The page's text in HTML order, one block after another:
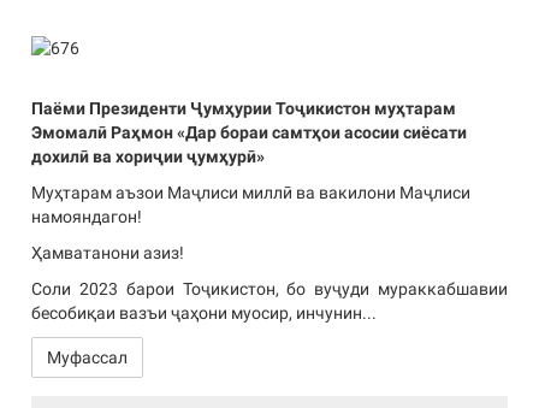
Паёми Президенти Ҷумҳурии Тоҷикистон муҳтарам
Эмомалӣ Раҳмон «Дар бораи самтҳои асосии сиёсати
дохилӣ ва хориҷии ҷумҳурӣ»
Муҳтарам аъзои Маҷлиси миллӣ ва вакилони Маҷлиси
намояндагон!
Ҳамватанони азиз!
Соли 2023 барои Тоҷикистон, бо вуҷуди мураккабшавии
бесобиқаи вазъи ҷаҳони муосир, инчунин...
Муфассал